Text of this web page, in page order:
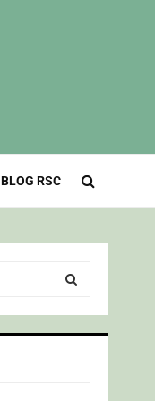
BLOG RSC
S